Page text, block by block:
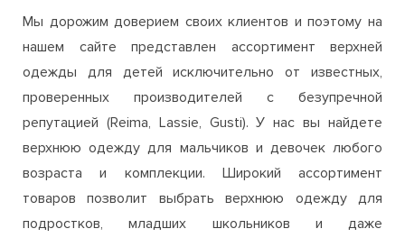
Мы дорожим доверием своих клиентов и поэтому на
нашем сайте представлен ассортимент верхней
одежды для детей исключительно от известных,
проверенных производителей с безупречной
репутацией (Reima, Lassie, Gusti). У нас вы найдете
верхнюю одежду для мальчиков и девочек любого
возраста и комплекции. Широкий ассортимент
товаров позволит выбрать верхнюю одежду для
подростков, младших школьников и даже